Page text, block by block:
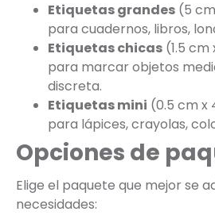
Etiquetas grandes (5
para cuadernos, libros,
Etiquetas chicas (1.5
para marcar objetos
discreta.
Etiquetas mini (0.5 cm x
para lápices, crayolas,
Opciones de
Elige el paquete que mejor se
necesidades: